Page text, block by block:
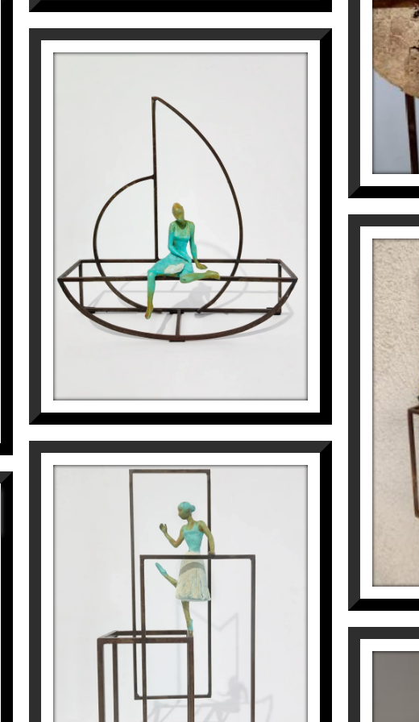
Alemanya)
Belgica)
Suècia)
Dinamarca)
Suècia)
França)
França)
Planas aEspai Cavallers Gallery
ODYSSEY
Joan Artigas Planas
825€
ALÍCIA ALONSO
Joan Artigas Planas
900€